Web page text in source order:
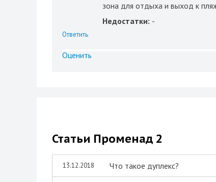
зона для отдыха и выход к
Недостатки: -
Ответить
Оценить
Статьи Променад 2
13.12.2018 Что такое дуплекс?